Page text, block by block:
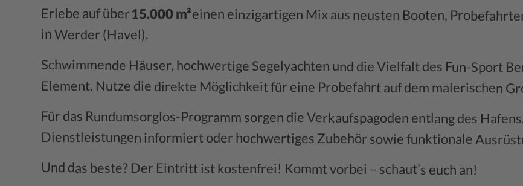
Erlebe auf über15.000 m²einen einzigartigen Mix aus neusten Booten,
in Werder (Havel).
Schwimmende Häuser, hochwertige Segelyachten und die Vielfalt des Fun-Sport
Element. Nutze die direkte Möglichkeit für eine Probefahrt auf dem malerischen
Für das Rundumsorglos-Programm sorgen die Verkaufspagoden entlang des
Dienstleistungen informiert oder hochwertiges Zubehör sowie funktionale
Und das beste? Der Eintritt ist kostenfrei! Kommt vorbei – schaut’s euch an!